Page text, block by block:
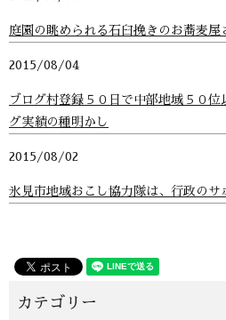
庭園の眺められる石臼挽きのお蕎麦屋
2015/08/04
ブログ村登録５０日で中部地域５０
グ実績の種明かし
2015/08/02
氷見市地域おこし協力隊は、行政のサ